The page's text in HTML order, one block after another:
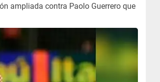
ampliada contra Paolo Guerrero que